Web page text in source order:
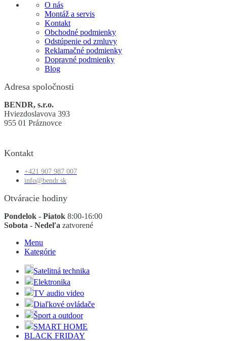
O nás
Montáž a servis
Kontakt
Obchodné podmienky
Odstúpenie od zmluvy
Reklamačné podmienky
Dopravné podmienky
Blog
Adresa spoločnosti
BENDR, s.r.o.
Hviezdoslavova 393
955 01 Práznovce
Kontakt
+421 907 987 007
info@bendr.sk
Otváracie hodiny
Pondelok - Piatok 8:00-16:00
Sobota - Nedeľa zatvorené
Menu
Kategórie
Satelitná technika
Elektronika
TV audio video
Diaľkové ovládače
Šport a outdoor
SMART HOME
BLACK FRIDAY